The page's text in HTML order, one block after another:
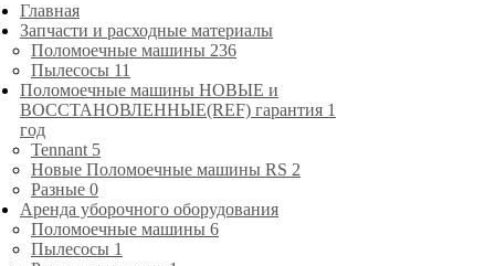
Главная
Запчасти и расходные материалы
Поломоечные машины 236
Пылесосы 11
Поломоечные машины НОВЫЕ и
ВОССТАНОВЛЕННЫЕ(REF) гарантия 1
год
Tennant 5
Новые Поломоечные машины RS 2
Разные 0
Аренда уборочного оборудования
Поломоечные машины 6
Пылесосы 1